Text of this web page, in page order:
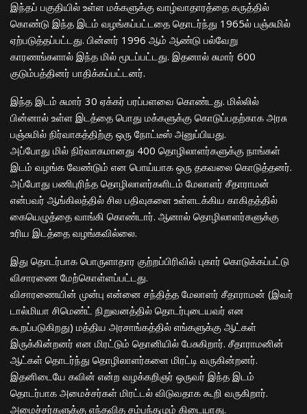
இந்தப் பகுதியில் உள்ள மக்களுக்கு வாழ்வாதாரத்தை கருத்தில்
கொண்டு இந்த இடம் வழங்கப்பட்டதை தொடர்ந்து 1965ல் பஞ்சுமில்
ஏற்படுத்தப்பட்டது. பின்னர் 1996 ஆம் ஆண்டு பல்வேறு
காரணங்களால் இந்த மில் மூடப்பட்டது. இதனால் சுமார் 600
குடும்பத்தினர் பாதிக்கப்பட்டனர்.
இந்த இடம் சுமார் 30 ஏக்கர் பரப்பளவை கொண்டது. மில்லில்
பின்னால் உள்ள இடத்தை பொது மக்களுக்கு கொடுப்பதற்காக அரசு
பஞ்சுமில் நிர்வாகத்திற்கு ஒரு நோட்டீஸ் அனுப்பியது.
அப்போது மில் நிர்வாகமானது 400 தொழிலாளர்களுக்கு நாங்கள்
இடம் வழங்க வேண்டும் என பொய்யாக ஒரு தகவலை கொடுத்தனர்.
அப்போது பணிபுரிந்த தொழிலாளர்களிடம் மேலாளர் சீதாராமன்
என்பவர் ஆங்கிலத்தில் சில பதிவுகளை உள்ளடக்கிய காகிதத்தில்
கையெழுத்தை வாங்கி கொண்டார். ஆனால் தொழிலாளர்களுக்கு
உரிய இடத்தை வழங்கவில்லை.
இது தொடர்பாக பொருளாதார குற்றப்பிரிவில் புகார் கொடுக்கப்பட்டு
விசாரணை மேற்கொள்ளப்பட்டது.
விசாரணையின் முன்பு என்னை சந்தித்த மேலாளர் சீதாராமன் (இவர்
டால்மியா சிமெண்ட் நிறுவனத்தில் தொடர்புடையவர் என
கூறப்படுகிறது) மத்திய அரசாங்கத்தில் எங்களுக்கு ஆட்கள்
இருக்கின்றனர் என மிரட்டும் தொனியில் பேசுகிறார். சீதாராமனின்
ஆட்கள் தொடர்ந்து தொழிலாளர்களை மிரட்டி வருகின்றனர்.
இதனிடையே கவின் என்ற வழக்கறிஞர் ஒருவர் இந்த இடம்
தொடர்பாக அமைச்சர்கள் மிரட்டல் விடுவதாக கூறி வருகிறார்.
அமைச்சர்களுக்கு எந்தவித சம்பந்தமும் கிடையாது.